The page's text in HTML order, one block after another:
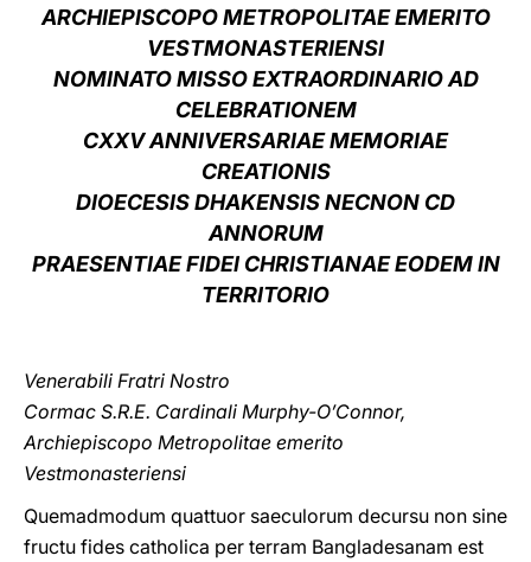
ARCHIEPISCOPO METROPOLITAE EMERITO
VESTMONASTERIENSI
NOMINATO MISSO EXTRAORDINARIO AD
CELEBRATIONEM
CXXV ANNIVERSARIAE MEMORIAE
CREATIONIS
DIOECESIS DHAKENSIS NECNON CD
ANNORUM
PRAESENTIAE FIDEI CHRISTIANAE EODEM IN
TERRITORIO
Venerabili Fratri Nostro
Cormac S.R.E. Cardinali Murphy-O’Connor,
Archiepiscopo Metropolitae emerito
Vestmonasteriensi
Quemadmodum quattuor saeculorum decursu non sine
fructu fides catholica per terram Bangladesanam est